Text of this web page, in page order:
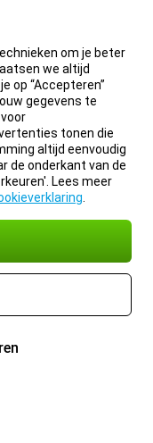
om je beter
we altijd
op “Accepteren”
gegevens te
tonen die
altijd eenvoudig
de onderkant van de
Lees meer